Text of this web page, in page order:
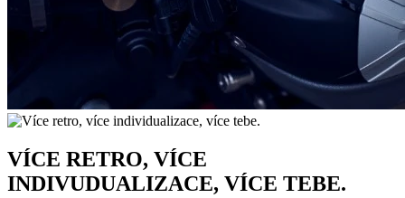
VÍCE RETRO, VÍCE
INDIVUDUALIZACE, VÍCE TEBE.